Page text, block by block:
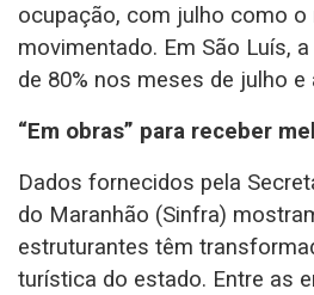
ocupação, com julho como o
movimentado. Em São Luís,
de 80% nos meses de julho e
“Em obras” para receber
Dados fornecidos pela
do Maranhão (Sinfra)
estruturantes têm
turística do estado. Entre as